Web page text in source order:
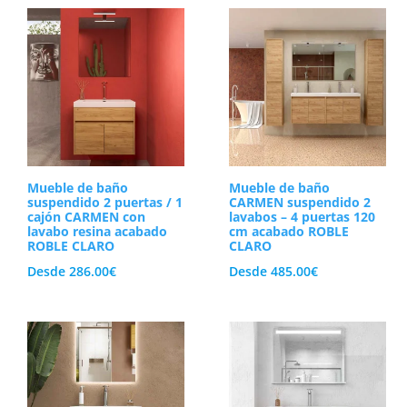
Sin embargo, la estética debe ir
consecuencia de esto, nuestras series de
prácticos senos cerámicos integrados.
Capacidad
La optimización del espacio interior es el
razón, todos nuestros modelos
ordenados. De este modo, aprovecharás
minimalista. Por otra parte, la durabilidad
Por consiguiente, utilizamos tableros
Configura tu
últimos
Mueble de baño
suspendido 2 puertas / 1
cajón CARMEN con
lavabo resina acabado
ROBLE CLARO
Desde286.00€
Mueble de baño
CARMEN suspendido 2
lavabos – 4 puertas 120
cm acabado ROBLE
CLARO
Desde485.00€